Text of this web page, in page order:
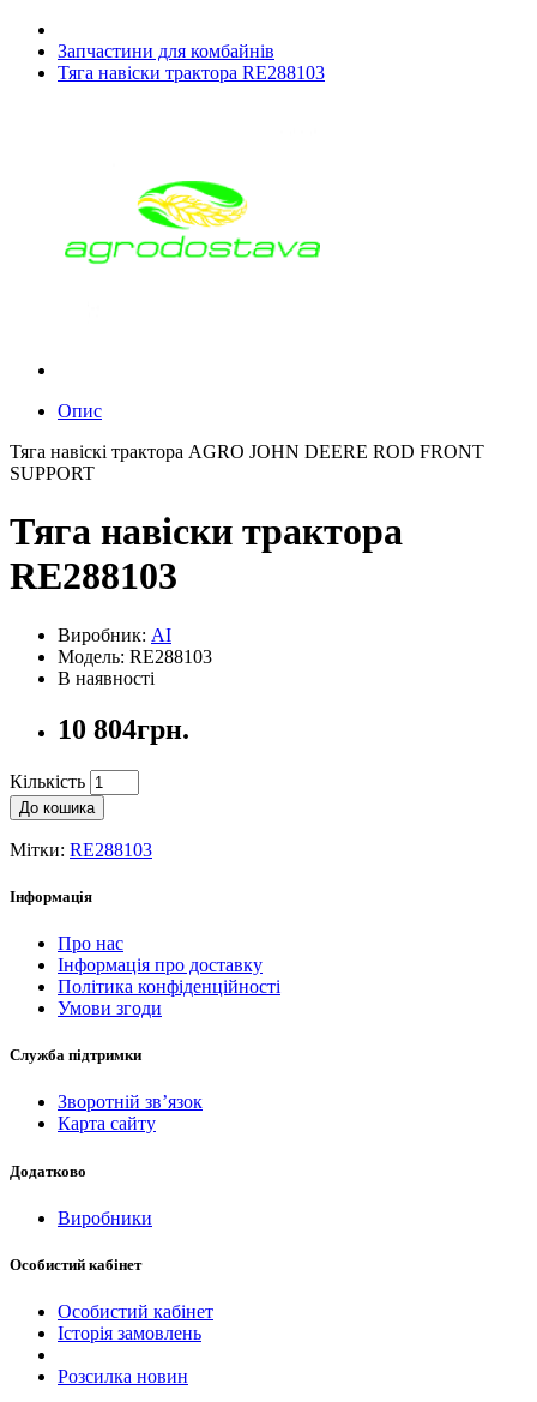
Запчастини для комбайнів
Тяга навіски трактора RE288103
Опис
Тяга навіскі трактора AGRO JOHN DEERE ROD FRONT
SUPPORT
Тяга навіски трактора
RE288103
Виробник: AI
Модель: RE288103
В наявності
10 804грн.
Кількість
До кошика
Мітки: RE288103
Інформація
Про нас
Інформація про доставку
Політика конфіденційності
Умови згоди
Служба підтримки
Зворотній зв’язок
Карта сайту
Додатково
Виробники
Особистий кабінет
Особистий кабінет
Історія замовлень
Розсилка новин